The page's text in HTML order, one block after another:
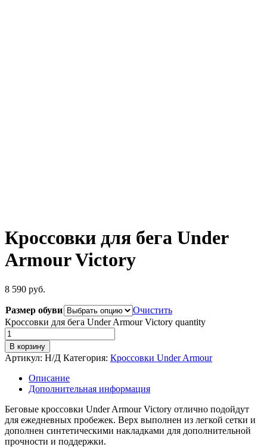
Кроссовки для бега Under
Armour Victory
8 590 руб.
Размер обуви
Очистить
Кроссовки для бега Under Armour Victory quantity
В корзину
Артикул: Н/Д Категория: Кроссовки Under Armour
Описание
Дополнительная информация
Беговые кроссовки Under Armour Victory отлично подойдут
для ежедневных пробежек. Верх выполнен из легкой сетки и
дополнен синтетическими накладками для дополнительной
прочности и поддержки.